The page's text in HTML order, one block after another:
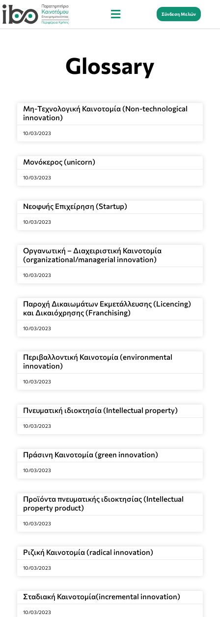
Σύνδεση Μελών
Glossary
Μη-Τεχνολογική Καινοτομία (Non-technological
innovation)
10/03/2023
Μονόκερος (unicorn)
10/03/2023
Νεοφυής Επιχείρηση (Startup)
10/03/2023
Οργανωτική – Διαχειριστική Καινοτομία
(organizational/managerial innovation)
10/03/2023
Παροχή Δικαιωμάτων Εκμετάλλευσης (Licencing)
και Δικαιόχρησης (Franchising)
10/03/2023
Περιβαλλοντική Καινοτομία (environmental
innovation)
10/03/2023
Πνευματική ιδιοκτησία (Intellectual property)
10/03/2023
Πράσινη Καινοτομία (green innovation)
10/03/2023
Προϊόντα πνευματικής ιδιοκτησίας (Intellectual
property product)
10/03/2023
Ριζική Καινοτομία (radical innovation)
10/03/2023
Σταδιακή Καινοτομία(incremental innovation)
10/03/2023